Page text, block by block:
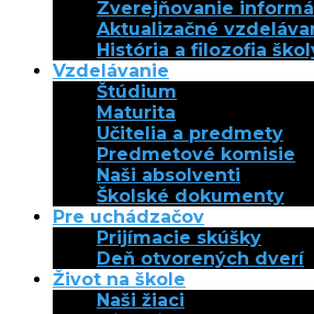
Zverejňovanie
Aktualizačné
História a filozofia
Vzdelávanie
Štúdium
Maturita
Učitelia a predmety
Predmetové komisie
Naši absolventi
Školské dokumenty
Pre uchádzačov
Prijímacie skúšky
Deň otvorených dverí
Život na škole
Naši žiaci